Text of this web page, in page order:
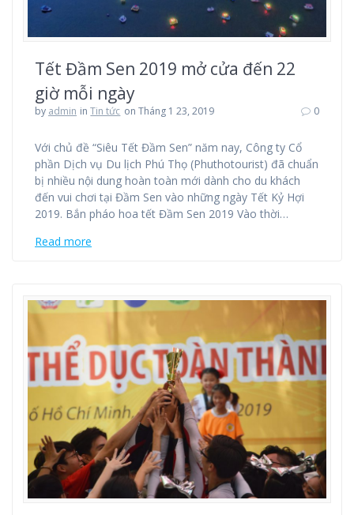
Tết Đầm Sen 2019 mở cửa đến 22
giờ mỗi ngày
by admin inTin tức on Tháng 1 23, 2019 0
Với chủ đề “Siêu Tết Đầm Sen” năm nay, Công ty Cổ
phần Dịch vụ Du lịch Phú Thọ (Phuthotourist) đã chuẩn
bị nhiều nội dung hoàn toàn mới dành cho du khách
đến vui chơi tại Đầm Sen vào những ngày Tết Kỷ Hợi
2019. Bắn pháo hoa tết Đầm Sen 2019 Vào thời…
Read more